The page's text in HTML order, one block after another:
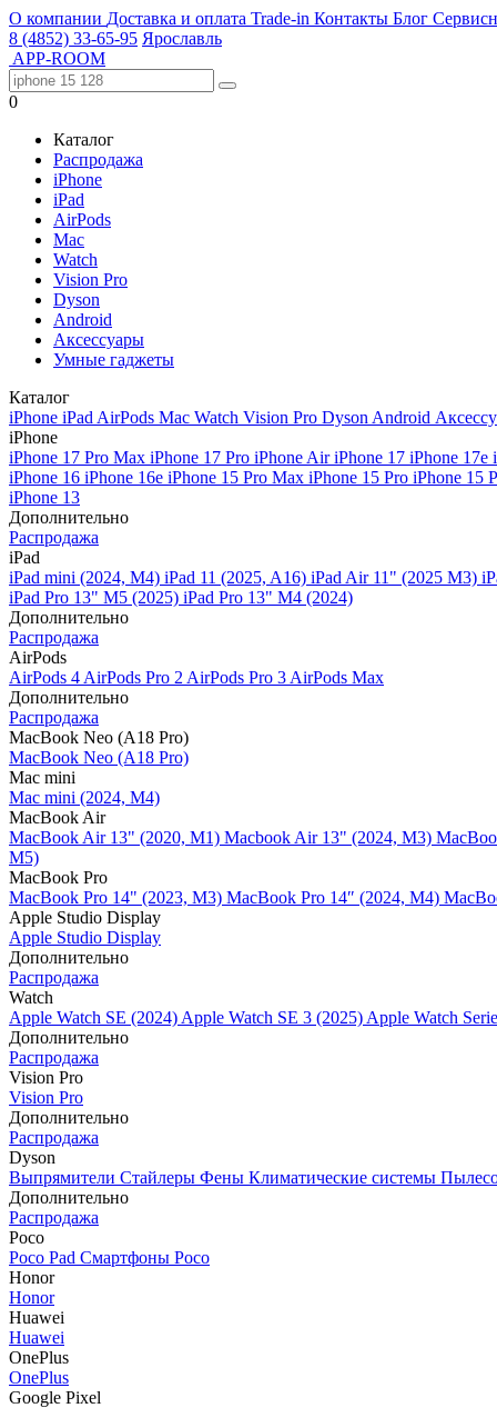
О компании Доставка и оплата Trade-in Контакты Блог
8 (4852) 33-65-95 Ярославль
APP-ROOM
0
Каталог
Распродажа
iPhone
iPad
AirPods
Mac
Watch
Vision Pro
Dyson
Android
Аксессуары
Умные гаджеты
Каталог
iPhone iPad AirPods Mac Watch Vision Pro Dyson Android
iPhone
iPhone 17 Pro Max iPhone 17 Pro iPhone AiriPhone 17 iPhone 17e
iPhone 16 iPhone 16e iPhone 15 Pro Max iPhone 15 Pro iPhone 15
iPhone 13
Дополнительно
Распродажа
iPad
iPad mini (2024, M4) iPad 11 (2025, A16) iPad Air 11" (2025 M3)
iPad Pro 13" M5 (2025) iPad Pro 13" M4 (2024)
Дополнительно
Распродажа
AirPods
AirPods 4 AirPods Pro 2 AirPods Pro 3 AirPods Max
Дополнительно
Распродажа
MacBook Neo (A18 Pro)
MacBook Neo (A18 Pro)
Mac mini
Mac mini (2024, M4)
MacBook Air
MacBook Air 13" (2020, M1) Macbook Air 13" (2024, M3)
M5)
MacBook Pro
MacBook Pro 14" (2023, M3) MacBook Pro 14″ (2024, M4)
Apple Studio Display
Apple Studio Display
Дополнительно
Распродажа
Watch
Apple Watch SE (2024) Apple Watch SE 3 (2025) Apple Watch
Дополнительно
Распродажа
Vision Pro
Vision Pro
Дополнительно
Распродажа
Dyson
Выпрямители Стайлеры Фены Климатические системы
Дополнительно
Распродажа
Poco
Poco Pad Смартфоны Poco
Honor
Honor
Huawei
Huawei
OnePlus
OnePlus
Google Pixel